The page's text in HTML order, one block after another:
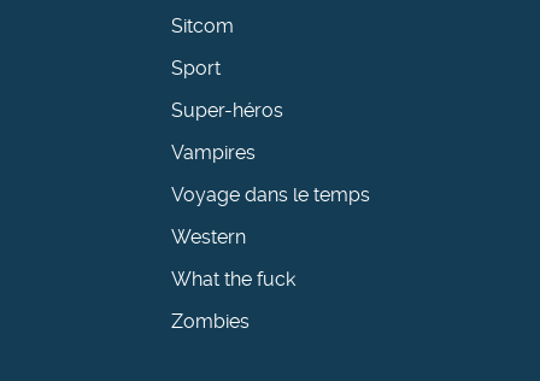
Sitcom
Sport
Super-héros
Vampires
Voyage dans le temps
Western
What the fuck
Zombies